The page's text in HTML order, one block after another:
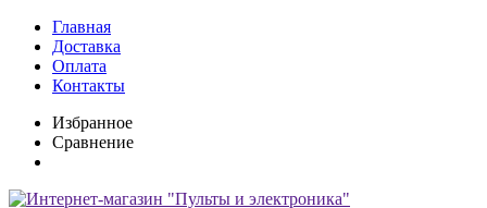
Главная
Доставка
Оплата
Контакты
Избранное
Сравнение